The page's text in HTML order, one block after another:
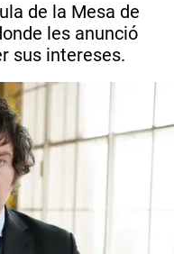
de la Mesa de
les anunció
sus intereses.